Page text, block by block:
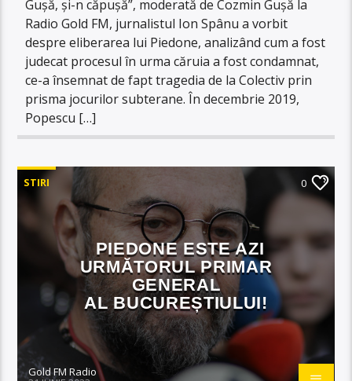
Gușă, și-n căpușă”, moderată de Cozmin Gușă la
Radio Gold FM, jurnalistul Ion Spânu a vorbit
despre eliberarea lui Piedone, analizând cum a fost
judecat procesul în urma căruia a fost condamnat,
ce-a însemnat de fapt tragedia de la Colectiv prin
prisma jocurilor subterane. În decembrie 2019,
Popescu […]
STIRI 0
PIEDONE ESTE AZI
URMĂTORUL PRIMAR
GENERAL
AL BUCUREȘTIULUI!
Gold FM Radio